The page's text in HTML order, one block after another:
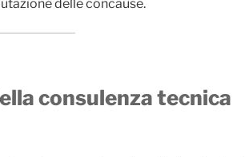
delle concause.
consulenza tecnica